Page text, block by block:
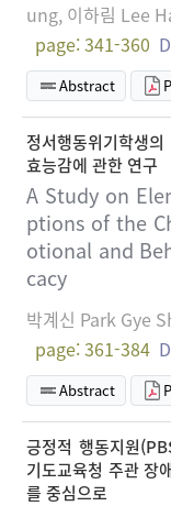
ung, 이하림 Lee
page: 341-360
Abstract
정서행동위기학생
효능감에 관한 연구
A Study on
ptions of the
otional and
cacy
박계신 Park Gye
page: 361-384
Abstract
긍정적 행동지원
기도교육청 주관 장
를 중심으로